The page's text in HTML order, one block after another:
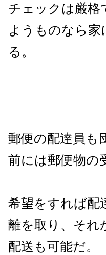
チェックは厳格
ようものなら
る。
郵便の配達員も
前には郵便物の
希望をすれば配
離を取り、それ
配送も可能だ。